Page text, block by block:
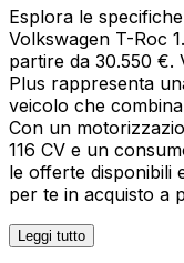
Esplora le
Volkswagen T-Roc
partire da 30.550 €.
Plus rappresenta
veicolo che
Con un
116 CV e un
le offerte disponibili
per te in acquisto a
Leggi tutto